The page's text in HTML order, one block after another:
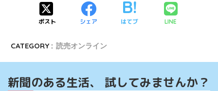
ポスト シェア はてブ LINE
CATEGORY : 読売オンライン
新聞のある生活、 試してみませんか？